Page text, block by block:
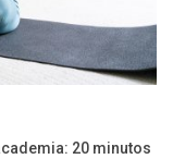
20 minutos